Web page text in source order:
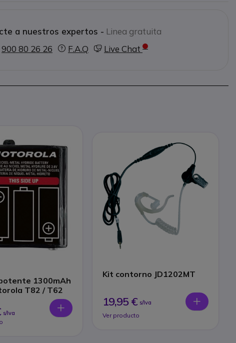
a nuestros expertos - Linea gratuita
900 80 26 26
F.A.Q Live Chat
1300mAh
T82 / T62
s/Iva
Kit contorno JD1202MT
19,95 € s/Iva
Ver producto